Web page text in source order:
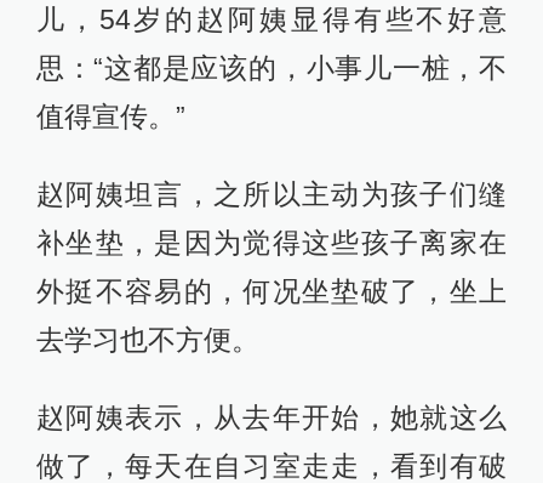
儿，54岁的赵阿姨显得有些不好意
思：“这都是应该的，小事儿一桩，不
值得宣传。”
赵阿姨坦言，之所以主动为孩子们缝
补坐垫，是因为觉得这些孩子离家在
外挺不容易的，何况坐垫破了，坐上
去学习也不方便。
赵阿姨表示，从去年开始，她就这么
做了，每天在自习室走走，看到有破